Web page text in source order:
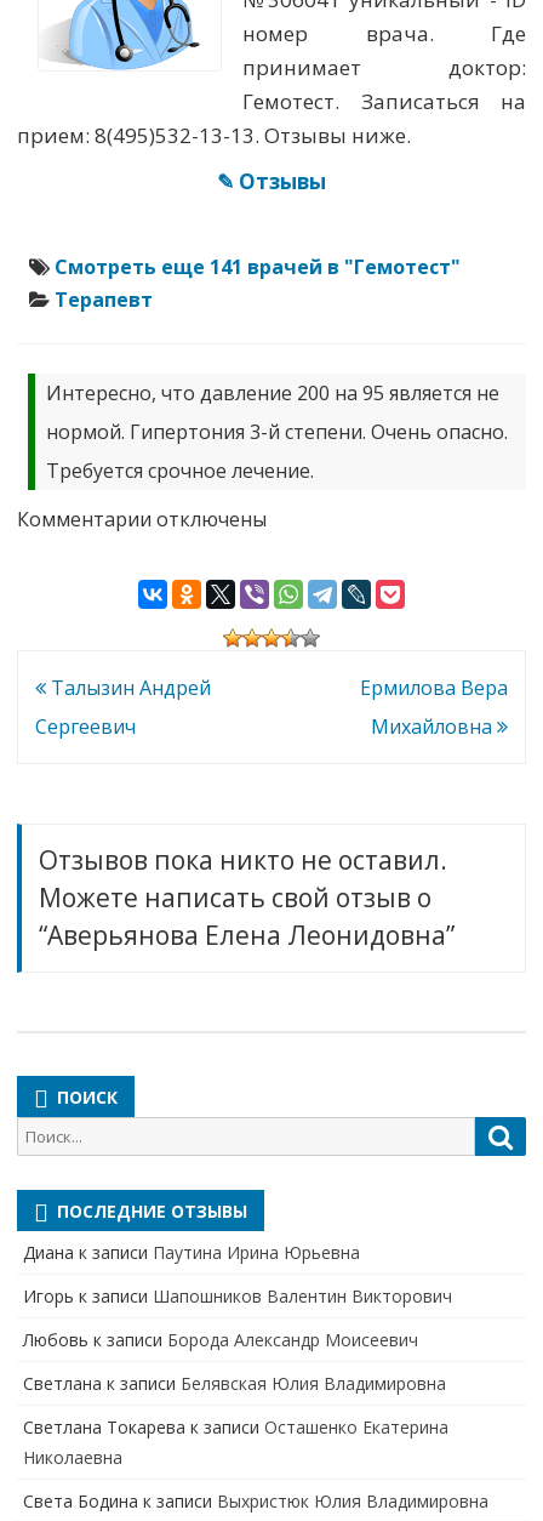
номер врача. Где
принимает доктор:
Гемотест. Записаться на
прием: 8(495)532-13-13. Отзывы ниже.
✎ Отзывы
Смотреть еще 141 врачей в "Гемотест"
Терапевт
Интересно, что давление 200 на 95 является не
нормой. Гипертония 3-й степени. Очень опасно.
Требуется срочное лечение.
Комментарии к
Елена
Леонидовна
отключены
Навигация
по
Талызин Андрей
Сергеевич
Ермилова Вера
Михайловна
Отзывов пока никто не оставил.
Можете написать свой отзыв о
“Аверьянова Елена Леонидовна”
ПОИСК
Поиск
для:
ПОСЛЕДНИЕ ОТЗЫВЫ
Диана к записи Паутина Ирина Юрьевна
Игорь к записи Шапошников Валентин Викторович
Любовь к записи Борода Александр Моисеевич
Светлана к записи Белявская Юлия Владимировна
Cветлана Токарева к записи Осташенко Екатерина
Николаевна
Света Бодина к записи Выхристюк Юлия Владимировна